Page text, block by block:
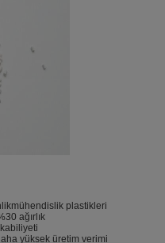
mühendislik plastikleri
ağırlık
yüksek üretim verimi